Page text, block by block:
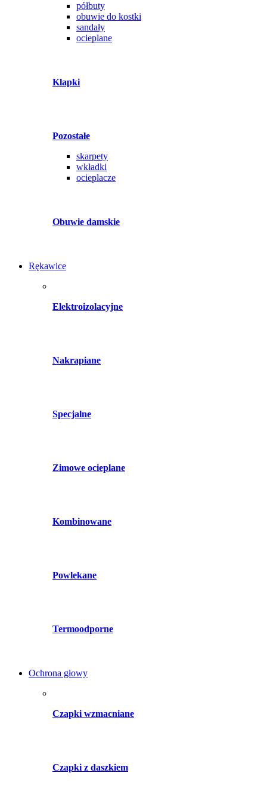
półbuty
obuwie do kostki
sandały
ocieplane
Klapki
Pozostałe
skarpety
wkładki
ocieplacze
Obuwie damskie
Rękawice
Elektroizolacyjne
Nakrapiane
Specjalne
Zimowe ocieplane
Kombinowane
Powlekane
Termoodporne
Ochrona głowy
Czapki wzmacniane
Czapki z daszkiem